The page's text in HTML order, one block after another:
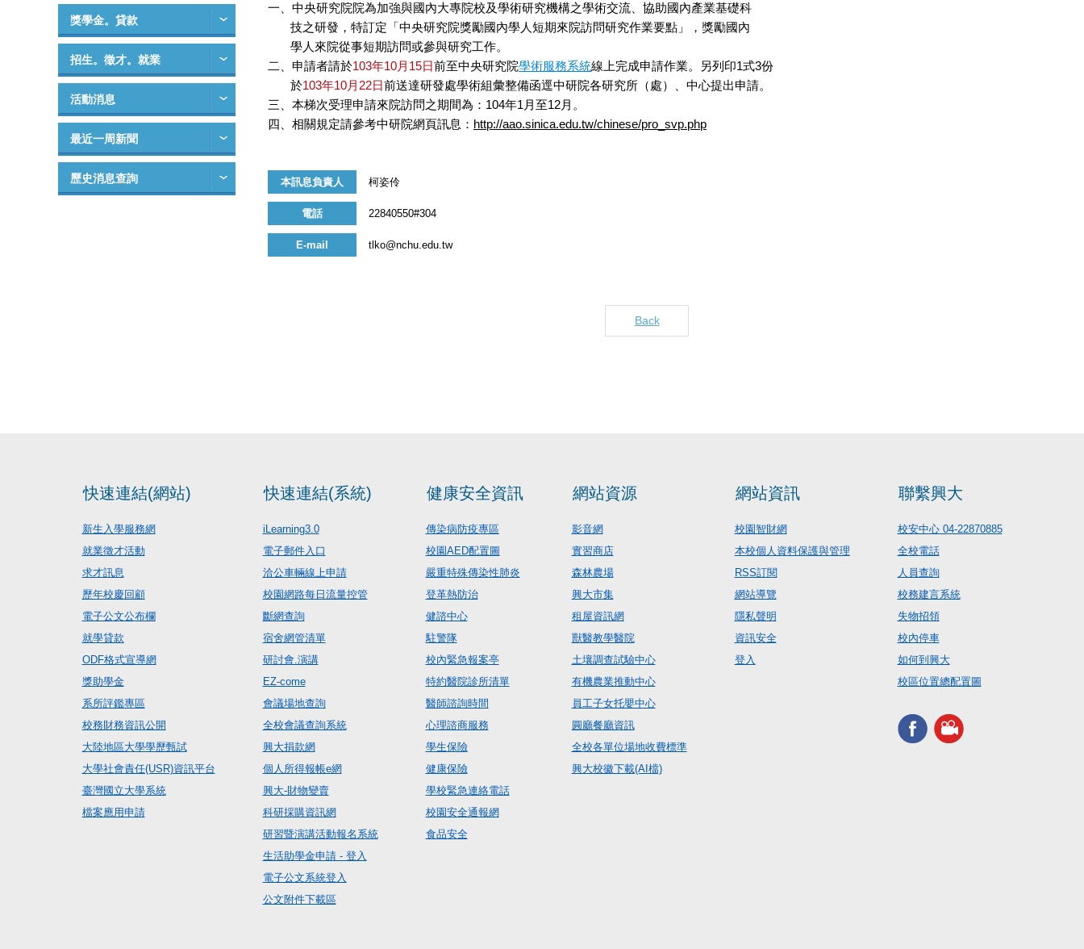
獎學金。貸款
招生。徵才。就業
活動消息
最近一周新聞
歷史消息查詢
一、中央研究院院為加強與國內大專院校及學術研究機構之學術交流、協助國內產業基礎科
技之研發，特訂定「中央研究院獎勵國內學人短期來院訪問研究作業要點」，獎勵國內
學人來院從事短期訪問或參與研究工作。
二、申請者請於103年10月15日前至中央研究院學術服務系統線上完成申請作業。另列印1式3份
於103年10月22日前送達研發處學術組彙整備函逕中研院各研究所（處）、中心提出申請。
三、本梯次受理申請來院訪問之期間為：104年1月至12月。
四、相關規定請參考中研院網頁訊息： http://aao.sinica.edu.tw/chinese/pro_svp.php
本訊息負責人 柯姿伶
電話 22840550#304
E-mail tlko@nchu.edu.tw
Back
快速連結(網站)
新生入學服務網
就業徵才活動
求才訊息
歷年校慶回顧
電子公文公布欄
就學貸款
ODF格式宣導網
獎助學金
系所評鑑專區
校務財務資訊公開
大陸地區大學學歷甄試
大學社會責任(USR)資訊平台
臺灣國立大學系統
檔案應用申請
快速連結(系統)
iLearning3.0
電子郵件入口
洽公車輛線上申請
校園網路每日流量控管
斷網查詢
宿舍網管清單
研討會.演講
EZ-come
會議場地查詢
全校會議查詢系統
興大捐款網
個人所得報帳e網
興大-財物變賣
科研採購資訊網
研習暨演講活動報名系統
生活助學金申請 - 登入
電子公文系統登入
公文附件下載區
健康安全資訊
傳染病防疫專區
校園AED配置圖
嚴重特殊傳染性肺炎
登革熱防治
健諮中心
駐警隊
校內緊急報案亭
特約醫院診所清單
醫師諮詢時間
心理諮商服務
學生保險
健康保險
學校緊急連絡電話
校園安全通報網
食品安全
網站資源
影音網
實習商店
森林農場
興大市集
租屋資訊網
獸醫教學醫院
土壤調查試驗中心
有機農業推動中心
員工子女托嬰中心
圓廳餐廳資訊
全校各單位場地收費標準
興大校徽下載(AI檔)
網站資訊
校園智財網
本校個人資料保護與管理
RSS訂閱
網站導覽
隱私聲明
資訊安全
登入
聯繫興大
校安中心 04-22870885
全校電話
人員查詢
校務建言系統
失物招領
校內停車
如何到興大
校區位置總配置圖